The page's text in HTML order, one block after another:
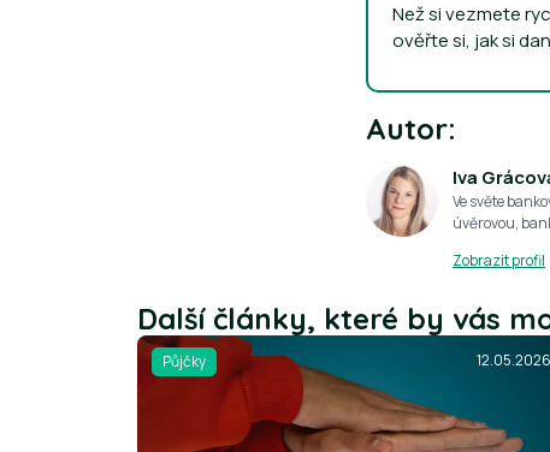
Než si vezmete
ověřte si, jak si
Autor:
Iva
Ve světe
úvěrovou,
Zobrazit profil
Další články, které by vás
Půjčky 12.05.2026